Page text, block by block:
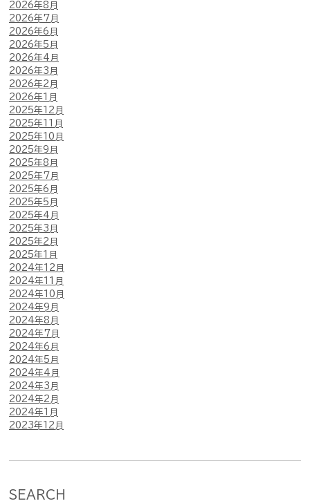
2026年8月
2026年7月
2026年6月
2026年5月
2026年4月
2026年3月
2026年2月
2026年1月
2025年12月
2025年11月
2025年10月
2025年9月
2025年8月
2025年7月
2025年6月
2025年5月
2025年4月
2025年3月
2025年2月
2025年1月
2024年12月
2024年11月
2024年10月
2024年9月
2024年8月
2024年7月
2024年6月
2024年5月
2024年4月
2024年3月
2024年2月
2024年1月
2023年12月
SEARCH